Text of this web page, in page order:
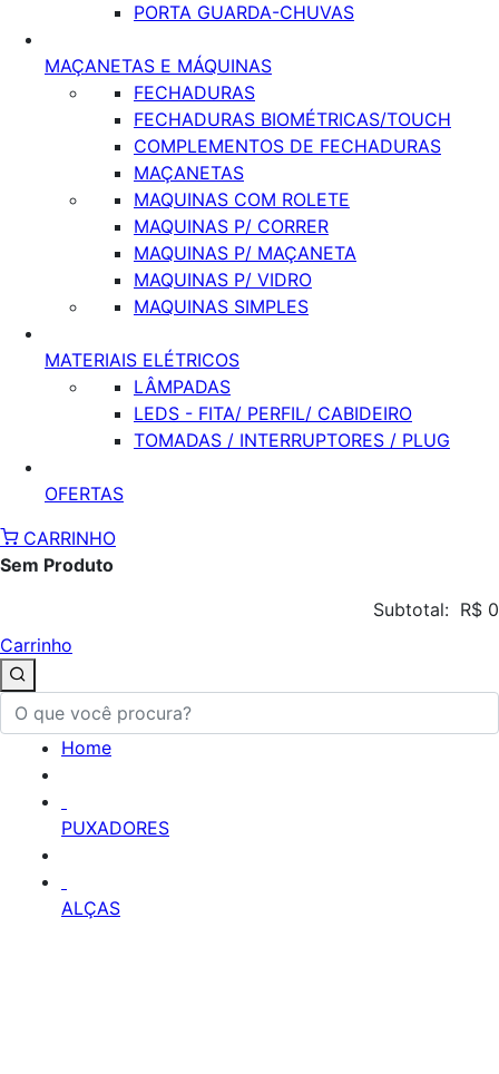
PORTA GUARDA-CHUVAS
MAÇANETAS E MÁQUINAS
FECHADURAS
FECHADURAS BIOMÉTRICAS/TOUCH
COMPLEMENTOS DE FECHADURAS
MAÇANETAS
MAQUINAS COM ROLETE
MAQUINAS P/ CORRER
MAQUINAS P/ MAÇANETA
MAQUINAS P/ VIDRO
MAQUINAS SIMPLES
MATERIAIS ELÉTRICOS
LÂMPADAS
LEDS - FITA/ PERFIL/ CABIDEIRO
TOMADAS / INTERRUPTORES / PLUG
OFERTAS
CARRINHO
Sem Produto
Subtotal: R$ 0
Carrinho
Home
PUXADORES
ALÇAS